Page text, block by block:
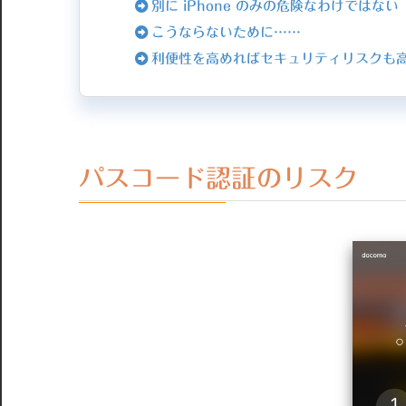
別に iPhone のみの危険なわけではない
こうならないために……
利便性を高めればセキュリティリスクも
パスコード認証のリスク